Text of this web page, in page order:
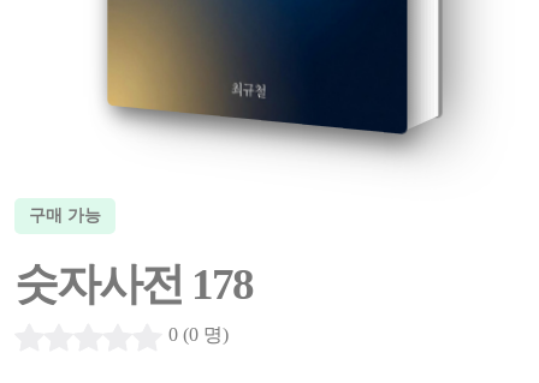
구매 가능
숫자사전 178
0 (0 명)